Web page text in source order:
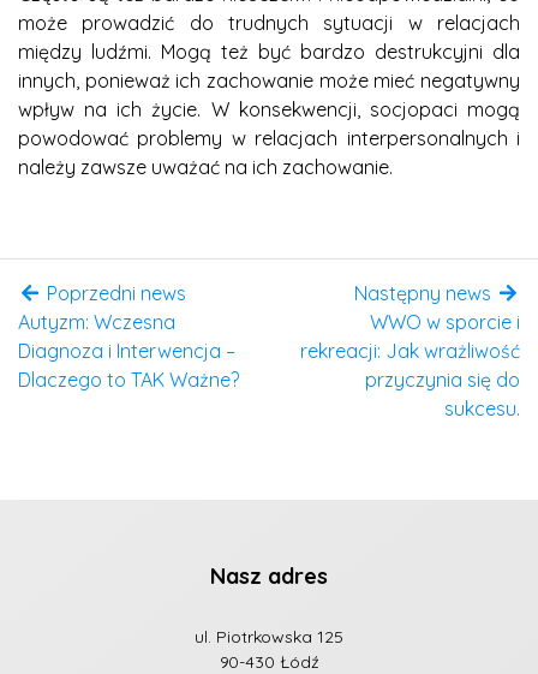
może prowadzić do trudnych sytuacji w relacjach
między ludźmi. Mogą też być bardzo destrukcyjni dla
innych, ponieważ ich zachowanie może mieć negatywny
wpływ na ich życie. W konsekwencji, socjopaci mogą
powodować problemy w relacjach interpersonalnych i
należy zawsze uważać na ich zachowanie.
Poprzedni news
Autyzm: Wczesna
Diagnoza i Interwencja –
Dlaczego to TAK Ważne?
Następny news
WWO w sporcie i
rekreacji: Jak wrażliwość
przyczynia się do
sukcesu.
Nasz adres
ul. Piotrkowska 125
90-430 Łódź